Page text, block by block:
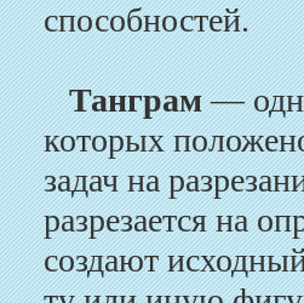
способностей.
Танграм—
которых
задач на
разрезается на
создают